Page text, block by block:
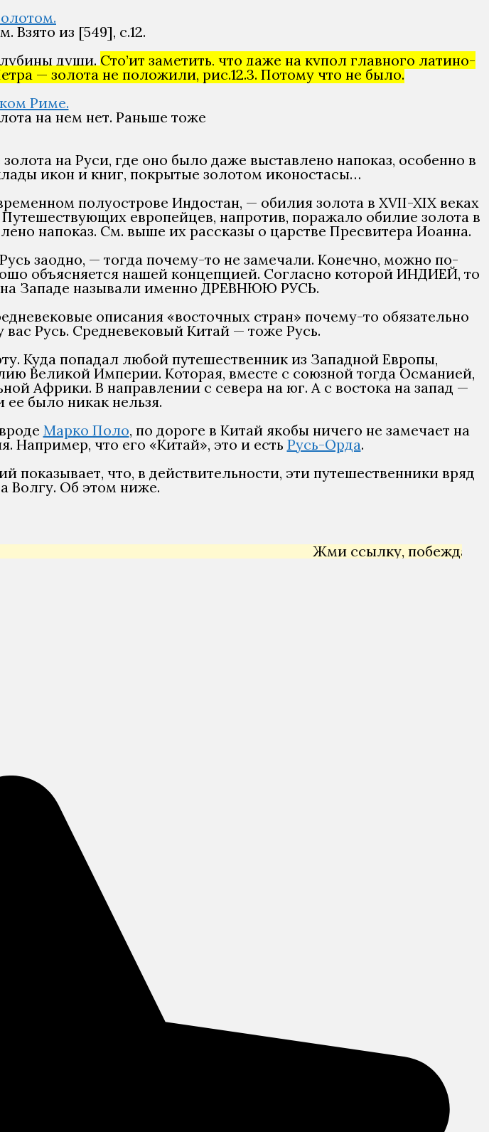
Взято из [549], с.12.
души. Сто’ит заметить, что даже на купол главного латино-
— золота не положили, рис.12.3. Потому что не было.
на нем нет. Раньше тоже
на Руси, где оно было даже выставлено напоказ, особенно в
икон и книг, покрытые золотом иконостасы…
полуострове Индостан, — обилия золота в XVII-XIX веках
европейцев, напротив, поражало обилие золота в
напоказ. См. выше их рассказы о царстве Пресвитера Иоанна.
заодно, — тогда почему-то не замечали. Конечно, можно по-
объясняется нашей концепцией. Согласно которой ИНДИЕЙ, то
Западе называли именно ДРЕВНЮЮ РУСЬ.
описания «восточных стран» почему-то обязательно
Русь. Средневековый Китай — тоже Русь.
Куда попадал любой путешественник из Западной Европы,
Великой Империи. Которая, вместе с союзной тогда Османией,
Африки. В направлении с севера на юг. А с востока на запад —
было никак нельзя.
Марко Поло, по дороге в Китай якобы ничего не замечает на
Например, что его «Китай», это и есть Русь-Орда.
что, в действительности, эти путешественники вряд
Волгу. Об этом ниже.
Жми ссылку, побеждай →